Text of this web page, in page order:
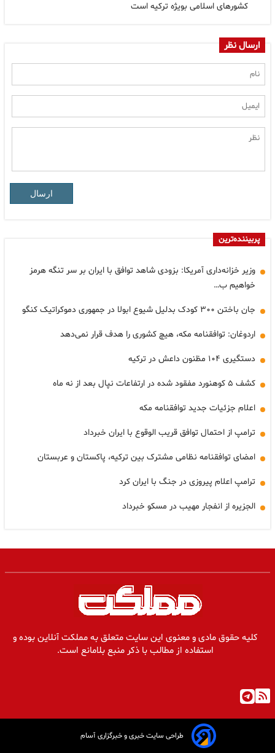
کشورهای اسلامی بویژه ترکیه است
ارسال نظر
ارسال
پربیننده‌ترین
وزیر خزانه‌داری آمریکا: بزودی شاهد توافق با ایران بر سر تنگه هرمز
خواهیم ب…
جان باختن ۳۰۰ کودک بدلیل شیوع ابولا در جمهوری دموکراتیک کنگو
اردوغان: توافقنامه مکه، هیچ کشوری را هدف قرار نمی‌دهد
دستگیری ۱۰۴ مظنون داعش در ترکیه
کشف ۵ کوهنورد مفقود شده در ارتفاعات نپال بعد از نه ماه
اعلام جزئیات جدید توافقنامه مکه
ترامپ از احتمال توافق قریب الوقوع با ایران خبرداد
امضای توافقنامه نظامی مشترک بین ترکیه، پاکستان و عربستان
ترامپ اعلام پیروزی در جنگ با ایران کرد
الجزیره از انفجار مهیب در مسکو خبرداد
کلیه حقوق مادی و معنوی این سایت متعلق به مملکت آنلاین بوده و
استفاده از مطالب با ذکر منبع بلامانع است.
طراحی سایت خبری و خبرگزاری آسام